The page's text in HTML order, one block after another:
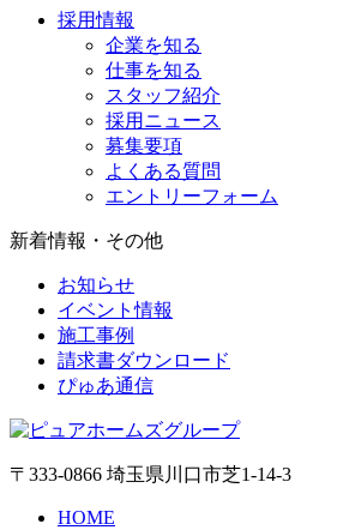
採用情報
企業を知る
仕事を知る
スタッフ紹介
採用ニュース
募集要項
よくある質問
エントリーフォーム
新着情報・その他
お知らせ
イベント情報
施工事例
請求書ダウンロード
ぴゅあ通信
〒333-0866 埼玉県川口市芝1-14-3
HOME